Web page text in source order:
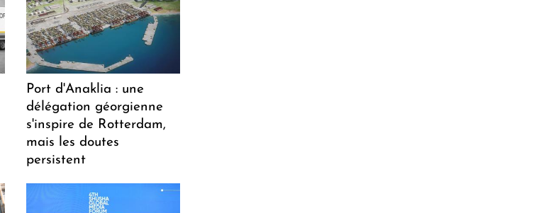
Port d'Anaklia : une
délégation géorgienne
s'inspire de Rotterdam,
mais les doutes
persistent